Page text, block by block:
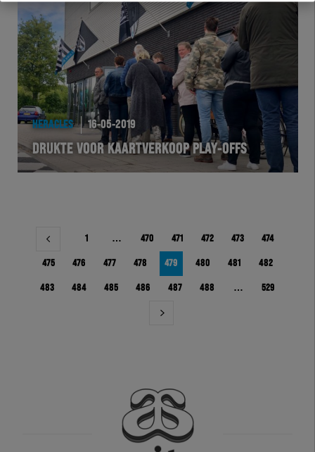
HERACLES 16-05-2019
DRUKTE VOOR KAARTVERKOOP PLAY-OFFS
Berichtnavigatie
1 … 470 471 472 473 474
475 476 477 478 479 480 481 482
483 484 485 486 487 488 … 529